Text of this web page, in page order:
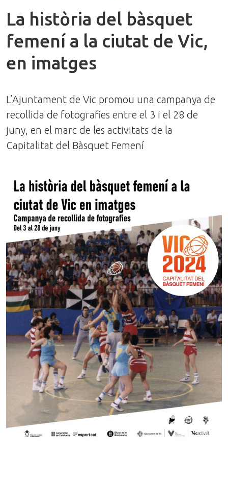
La història del bàsquet
femení a la ciutat de Vic,
en imatges
L’Ajuntament de Vic promou una campanya de
recollida de fotografies entre el 3 i el 28 de
juny, en el marc de les activitats de la
Capitalitat del Bàsquet Femení